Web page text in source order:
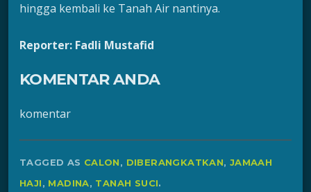
hingga kembali ke Tanah Air nantinya.
Reporter: Fadli Mustafid
KOMENTAR ANDA
komentar
TAGGED AS CALON, DIBERANGKATKAN, JAMAAH
HAJI, MADINA, TANAH SUCI.